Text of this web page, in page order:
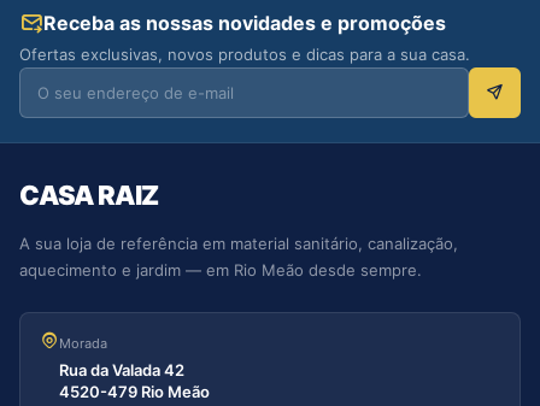
Receba as nossas novidades e promoções
Ofertas exclusivas, novos produtos e dicas para a sua casa.
CASA RAIZ
A sua loja de referência em material sanitário, canalização,
aquecimento e jardim — em Rio Meão desde sempre.
Morada
Rua da Valada 42
4520-479 Rio Meão